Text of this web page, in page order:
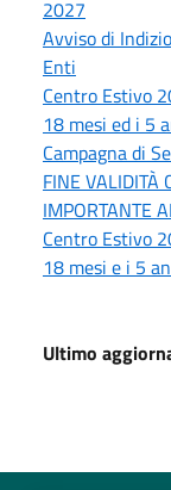
2027
Avviso di
Enti
Centro Estivo
18 mesi ed i 5
Campagna di
FINE
IMPORTANTE
Centro Estivo
18 mesi e i 5
Ultimo